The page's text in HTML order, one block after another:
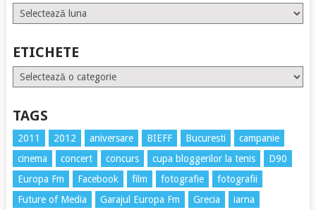
Arhive
ETICHETE
Etichete
TAGS
2011 2012 aniversare BIEFF Bucuresti
campanie
cinema
concert concurs cupa bloggerilor la tenis
D90
Europa Fm
Facebook film fotografie
fotografii
Future of Media
Garajul Europa Fm Grecia
iarna